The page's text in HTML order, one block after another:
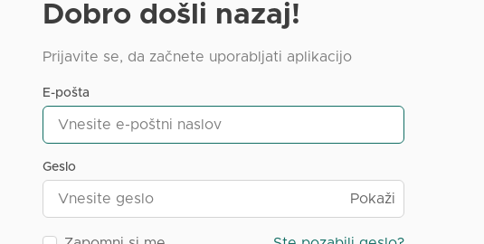
Dobro došli nazaj!
Prijavite se, da začnete uporabljati aplikacijo
E-pošta
Geslo
Pokaži